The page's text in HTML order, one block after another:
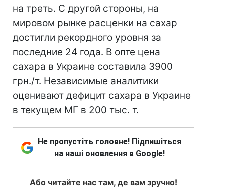
на треть. С другой стороны, на
мировом рынке расценки на сахар
достигли рекордного уровня за
последние 24 года. В опте цена
сахара в Украине составила 3900
грн./т. Независимые аналитики
оценивают дефицит сахара в Украине
в текущем МГ в 200 тыс. т.
Не пропустіть головне! Підпишіться
на наші оновлення в Google!
Або читайте нас там, де вам зручно!